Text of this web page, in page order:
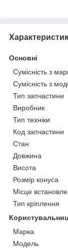
Основні
Сумісність з
Сумісність з
Тип запчастини
Виробник
Тип техніки
Код запчастини
Стан
Довжина
Висота
Розмір конуса
Місце
Тип кріплення
Марка
Модель